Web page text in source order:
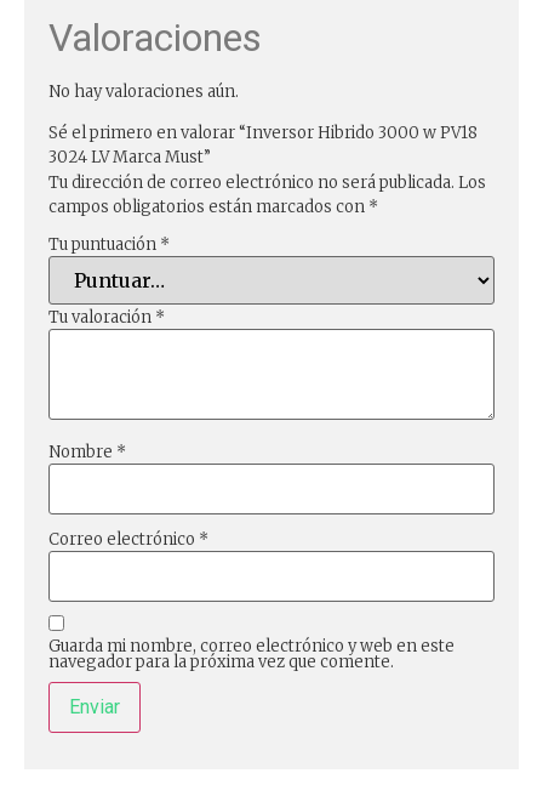
Valoraciones
No hay valoraciones aún.
Sé el primero en valorar “Inversor Hibrido 3000 w PV18
3024 LV Marca Must”
Tu dirección de correo electrónico no será publicada. Los
campos obligatorios están marcados con *
Tu puntuación *
Tu valoración *
Nombre *
Correo electrónico *
Guarda mi nombre, correo electrónico y web en este
navegador para la próxima vez que comente.